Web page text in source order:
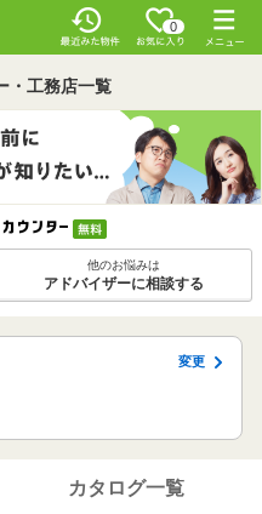
0
・工務店一覧
他のお悩みは
アドバイザーに相談する
変更
カタログ一覧